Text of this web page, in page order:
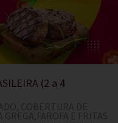
(2 a 4